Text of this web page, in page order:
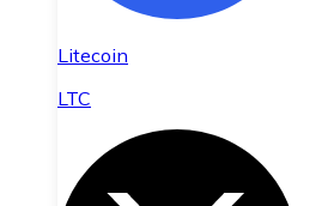
Litecoin
LTC